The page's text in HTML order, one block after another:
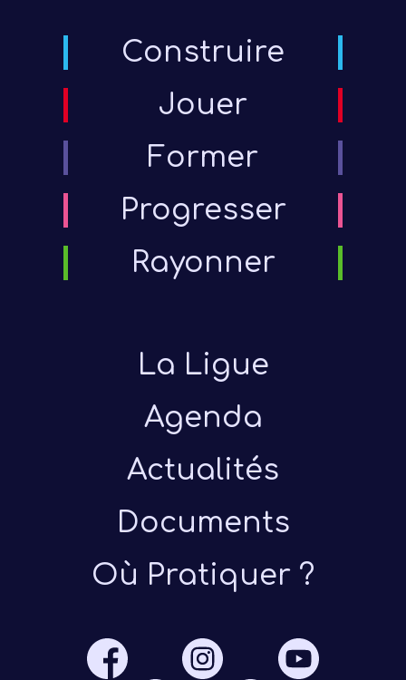
Construire
Jouer
Former
Progresser
Rayonner
La Ligue
Agenda
Actualités
Documents
Où Pratiquer ?